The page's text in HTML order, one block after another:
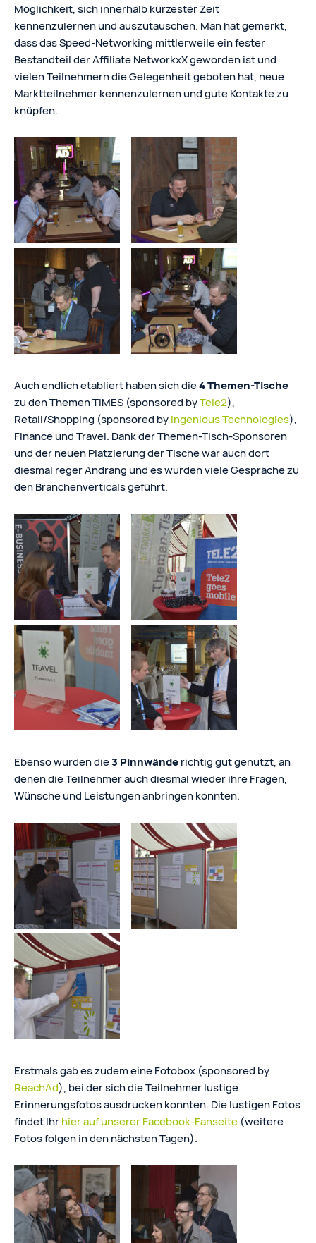
Möglichkeit, sich innerhalb kürzester Zeit
kennenzulernen und auszutauschen. Man hat gemerkt,
dass das Speed-Networking mittlerweile ein fester
Bestandteil der Affiliate NetworkxX geworden ist und
vielen Teilnehmern die Gelegenheit geboten hat, neue
Marktteilnehmer kennenzulernen und gute Kontakte zu
knüpfen.
Auch endlich etabliert haben sich die4 Themen-Tische
zu den Themen TIMES (sponsored byTele2),
Retail/Shopping (sponsored byIngenious Technologies),
Finance und Travel. Dank der Themen-Tisch-Sponsoren
und der neuen Platzierung der Tische war auch dort
diesmal reger Andrang und es wurden viele Gespräche zu
den Branchenverticals geführt.
Ebenso wurden die3 Pinnwänderichtig gut genutzt, an
denen die Teilnehmer auch diesmal wieder ihre Fragen,
Wünsche und Leistungen anbringen konnten.
Erstmals gab es zudem eine Fotobox (sponsored by
ReachAd), bei der sich die Teilnehmer lustige
Erinnerungsfotos ausdrucken konnten. Die lustigen Fotos
findet Ihrhier auf unserer Facebook-Fanseite (weitere
Fotos folgen in den nächsten Tagen).